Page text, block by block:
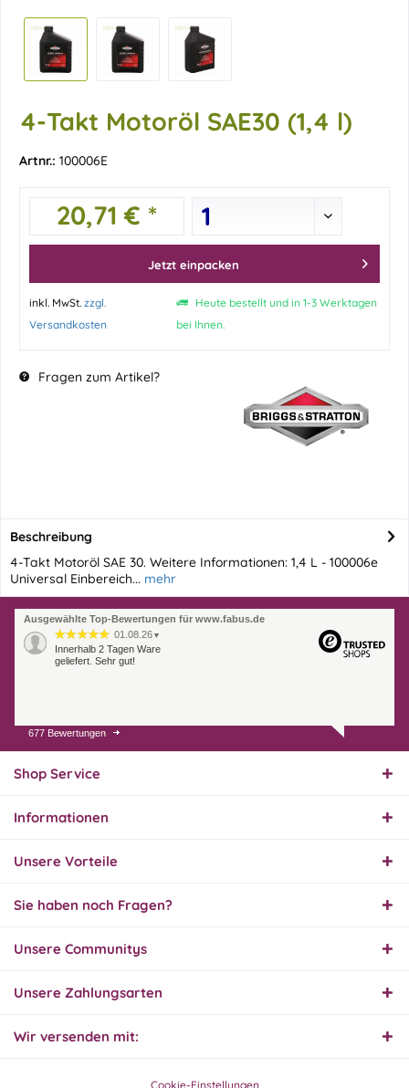
4-Takt Motoröl SAE30 (1,4 l)
Artnr.: 100006E
20,71 € *
Jetzt einpacken
inkl. MwSt. zzgl.
Versandkosten
Heute bestellt und in 1-3 Werktagen
bei Ihnen.
Fragen zum Artikel?
Beschreibung
4-Takt Motoröl SAE 30. Weitere Informationen: 1,4 L - 100006e
Universal Einbereich... mehr
Ausgewählte Top-Bewertungen für www.fabus.de
01.08.26 ▼
Innerhalb 2 Tagen Ware
geliefert. Sehr gut!
31.07.26
Super schnelle Lieferung,
hervorragend. Gerne
30.07.26
677 Bewertungen
Shop Service
Informationen
Unsere Vorteile
Sie haben noch Fragen?
Unsere Communitys
Unsere Zahlungsarten
Wir versenden mit:
Cookie-Einstellungen